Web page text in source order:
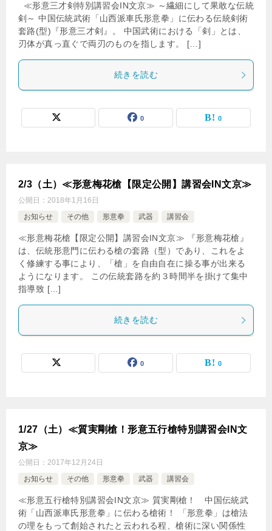
≪形意三才剣特別講習会IN文京≫ ～繊細にして果敢な伝統
剣～ 中国伝統武術「山西派車氏形意拳」に伝わる伝統剣術
套路(型)『形意三才剣』。 中国武術における「剣」とは、
刃体が真っ直ぐで両刃のものを指します。 […]
続きを読む
0 0
2/3（土）≪形意梅花槍【限定公開】講習会IN文京≫
公開日： 2018年1月16日
お知らせ
その他 形意拳 武器 講習会
≪形意梅花槍【限定公開】講習会IN文京≫ 『形意梅花槍』
は、伝統形意門に伝わる槍の套路（型）であり、これをよ
く修練する事により、「槍」を自由自在に操る事が出来る
ようになります。 この伝統套路を約３時間半を掛けて集中
指導致 […]
続きを読む
0 0
1/27（土）≪質実剛槍！形意五行槍特別講習会IN文
京≫
公開日： 2017年12月24日
お知らせ
その他 形意拳 武器 講習会
≪形意五行槍特別講習会IN文京≫ 質実剛槍！ 中国伝統武
術「山西派車氏形意拳」に伝わる槍術！ 「形意拳」は槍法
の理をもって創始されたと云われる程、槍術に深い関係性